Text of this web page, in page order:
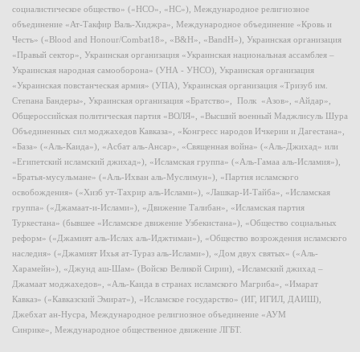
социалистическое общество» («НСО», «НС»), Международное религиозное
объединение «Ат-Такфир Валь-Хиджра», Международное объединение «Кровь и
Честь» («Blood and Honour/Combat18», «B&H», «BandH»), Украинская организация
«Правый сектор», Украинская организация «Украинская национальная ассамблея –
Украинская народная самооборона» (УНА - УНСО), Украинская организация
«Украинская повстанческая армия» (УПА), Украинская организация «Тризуб им.
Степана Бандеры», Украинская организация «Братство», Полк «Азов», «Айдар»,
Общероссийская политическая партия «ВОЛЯ», «Высший военный Маджлисуль Шура
Объединенных сил моджахедов Кавказа», «Конгресс народов Ичкерии и Дагестана»,
«База» («Аль-Каида»), «Асбат аль-Ансар», «Священная война» («Аль-Джихад» или
«Египетский исламский джихад»), «Исламская группа» («Аль-Гамаа аль-Исламия»),
«Братья-мусульмане» («Аль-Ихван аль-Муслимун»), «Партия исламского
освобождения» («Хизб ут-Тахрир аль-Ислами»), «Лашкар-И-Тайба», «Исламская
группа» («Джамаат-и-Ислами»), «Движение Талибан», «Исламская партия
Туркестана» (бывшее «Исламское движение Узбекистана»), «Общество социальных
реформ» («Джамият аль-Ислах аль-Иджтимаи»), «Общество возрождения исламского
наследия» («Джамият Ихья ат-Тураз аль-Ислами»), «Дом двух святых» («Аль-
Харамейн»), «Джунд аш-Шам» (Войско Великой Сирии), «Исламский джихад –
Джамаат моджахедов», «Аль-Каида в странах исламского Магриба», «Имарат
Кавказ» («Кавказский Эмират»), «Исламское государство» (ИГ, ИГИЛ, ДАИШ),
Джебхат ан-Нусра, Международное религиозное объединение «АУМ
Синрике», Международное общественное движение ЛГБТ.